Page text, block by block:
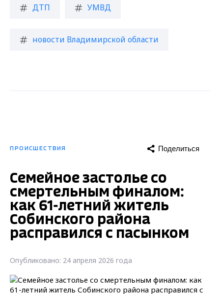
ДТП УМВД
новости Владимирской области
ПРОИСШЕСТВИЯ Поделиться
Семейное застолье со
смертельным финалом:
как 61-летний житель
Собинского района
расправился с пасынком
Опубликовано: 24 апреля 2026 года